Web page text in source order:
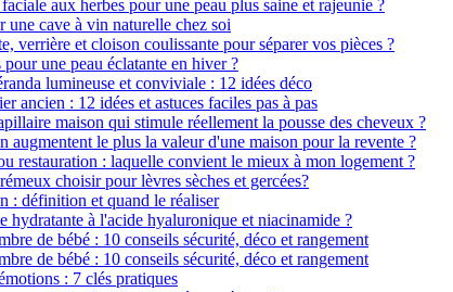
aux herbes pour une peau plus saine et rajeunie ?
une cave à vin naturelle chez soi
verrière et cloison coulissante pour séparer vos pièces ?
une peau éclatante en hiver ?
lumineuse et conviviale : 12 idées déco
ancien : 12 idées et astuces faciles pas à pas
maison qui stimule réellement la pousse des cheveux ?
augmentent le plus la valeur d'une maison pour la revente ?
restauration : laquelle convient le mieux à mon logement ?
choisir pour lèvres sèches et gercées?
: définition et quand le réaliser
hydratante à l'acide hyaluronique et niacinamide ?
de bébé : 10 conseils sécurité, déco et rangement
de bébé : 10 conseils sécurité, déco et rangement
: 7 clés pratiques